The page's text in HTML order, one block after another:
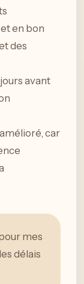
et en bon
des
avant
car
mes
délais